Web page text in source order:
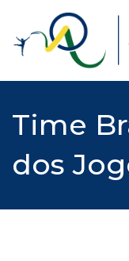
content
Time
dos